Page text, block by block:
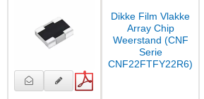
Dikke Film Vlakke
Array Chip
Weerstand (CNF
Serie
CNF22FTFY22R6)